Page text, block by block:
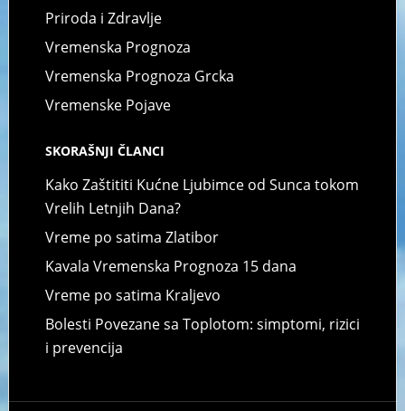
Priroda i Zdravlje
Vremenska Prognoza
Vremenska Prognoza Grcka
Vremenske Pojave
SKORAŠNJI ČLANCI
Kako Zaštititi Kućne Ljubimce od Sunca tokom
Vrelih Letnjih Dana?
Vreme po satima Zlatibor
Kavala Vremenska Prognoza 15 dana
Vreme po satima Kraljevo
Bolesti Povezane sa Toplotom: simptomi, rizici
i prevencija